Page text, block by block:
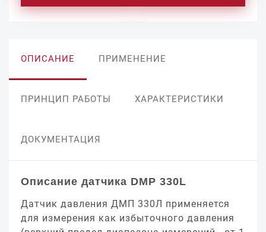
ОПИСАНИЕ ПРИМЕНЕНИЕ
ПРИНЦИП РАБОТЫ ХАРАКТЕРИСТИКИ
ДОКУМЕНТАЦИЯ
Описание датчика DMP 330L
Датчик давления ДМП 330Л применяется
для измерения как избыточного давления